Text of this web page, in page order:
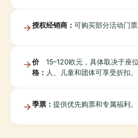
授权经销商： 可购买部分活动门票
价
格：
15–120欧元，具体取决于座
人、儿童和团体可享受折扣。
季票： 提供优先购票和专属福利。